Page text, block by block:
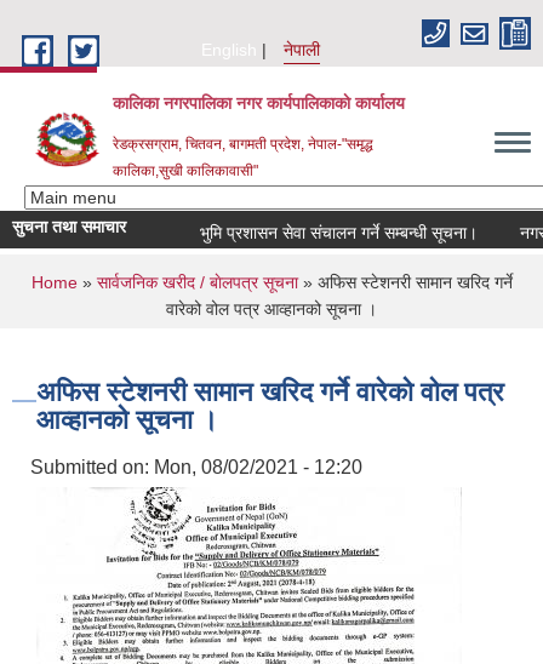
English
नेपाली
कालिका नगरपालिका नगर कार्यपालिकाकाे कार्यालय
रेडक्रसग्राम, चितवन, बागमती प्रदेश, नेपाल-"समृद्ध
कालिका,सुखी कालिकावासी"
सुचना तथा समाचार भुमि प्रशासन सेवा संचालन गर्ने सम्बन्धी सूचना। नगर
You are here
Home» सार्वजनिक खरीद / बाेलपत्र सूचना» अफिस स्टेशनरी सामान खरिद गर्ने
वारेको वोल पत्र आव्हानको सूचना ।
अफिस स्टेशनरी सामान खरिद गर्ने वारेको वोल पत्र
आव्हानको सूचना ।
Submitted on: Mon, 08/02/2021 - 12:20